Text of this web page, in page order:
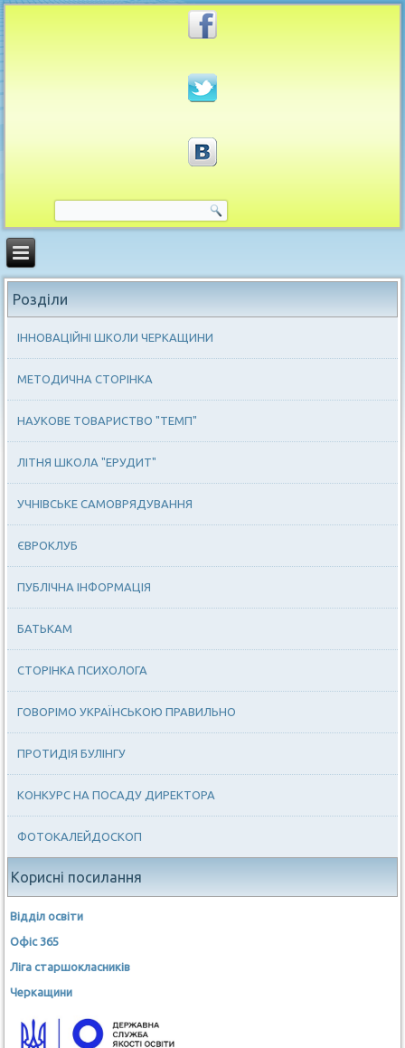
Розділи
ІННОВАЦІЙНІ ШКОЛИ ЧЕРКАЩИНИ
МЕТОДИЧНА СТОРІНКА
НАУКОВЕ ТОВАРИСТВО "ТЕМП"
ЛІТНЯ ШКОЛА "ЕРУДИТ"
УЧНІВСЬКЕ САМОВРЯДУВАННЯ
ЄВРОКЛУБ
ПУБЛІЧНА ІНФОРМАЦІЯ
БАТЬКАМ
СТОРІНКА ПСИХОЛОГА
ГОВОРІМО УКРАЇНСЬКОЮ ПРАВИЛЬНО
ПРОТИДІЯ БУЛІНГУ
КОНКУРС НА ПОСАДУ ДИРЕКТОРА
ФОТОКАЛЕЙДОСКОП
Корисні посилання
Відділ освіти
Офіс 365
Ліга старшокласників
Черкащини